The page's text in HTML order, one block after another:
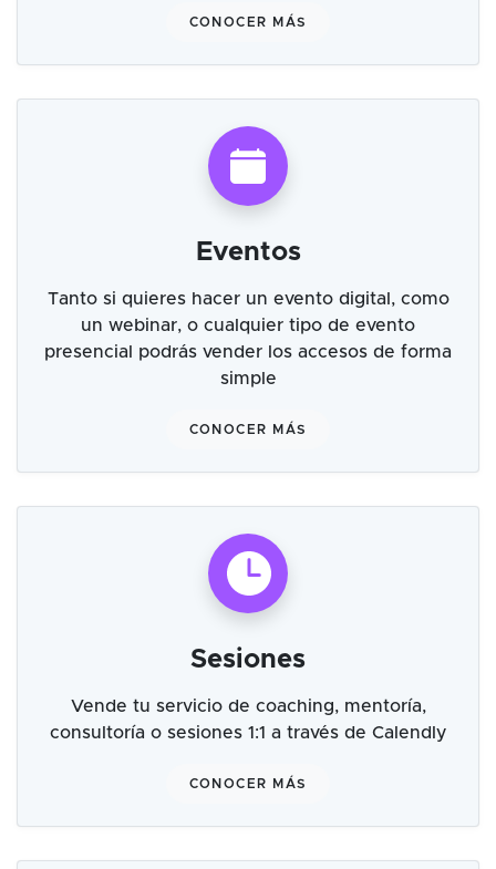
CONOCER MÁS
Eventos
Tanto si quieres hacer un evento digital, como
un webinar, o cualquier tipo de evento
presencial podrás vender los accesos de forma
simple
CONOCER MÁS
Sesiones
Vende tu servicio de coaching, mentoría,
consultoría o sesiones 1:1 a través de Calendly
CONOCER MÁS